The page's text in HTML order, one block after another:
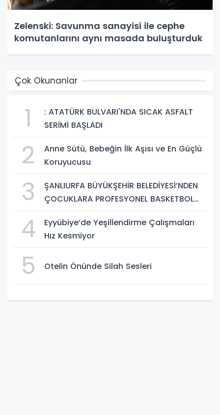
Zelenski: Savunma sanayisi ile cephe
komutanlarını aynı masada buluşturduk
Çok Okunanlar
1
: ATATÜRK BULVARI'NDA SICAK ASFALT
SERİMİ BAŞLADI
2
Anne Sütü, Bebeğin İlk Aşısı ve En Güçlü
Koruyucusu
3
ŞANLIURFA BÜYÜKŞEHİR BELEDİYESİ’NDEN
ÇOCUKLARA PROFESYONEL BASKETBOL
4
Eyyübiye’de Yeşillendirme Çalışmaları
Hız Kesmiyor
5 Otelin Önünde Silah Sesleri